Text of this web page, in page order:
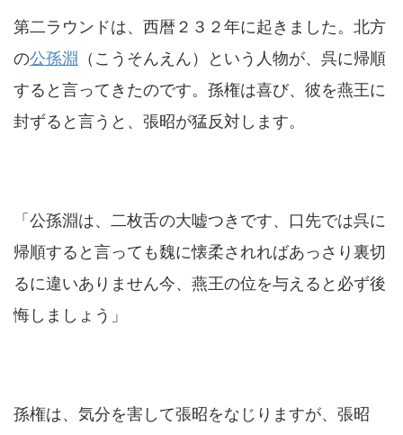
第二ラウンドは、西暦２３２年に起きました。北方
の公孫淵 （こうそんえん）という人物が、呉に帰順
すると言ってきたのです。孫権は喜び、彼を燕王に
封ずると言うと、張昭が猛反対します。
「公孫淵は、二枚舌の大嘘つきです、口先では呉に
帰順すると言っても魏に懐柔されればあっさり裏切
るに違いありません今、燕王の位を与えると必ず後
悔しましょう」
孫権は、気分を害して張昭をなじりますが、張昭